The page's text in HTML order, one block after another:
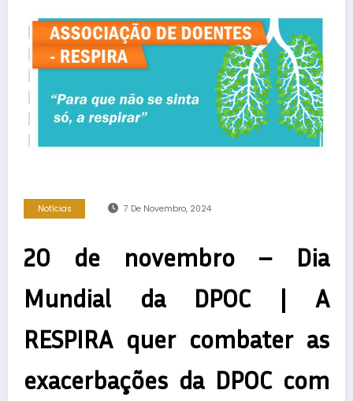
Notícias 7 De Novembro, 2024
20 de novembro – Dia
Mundial da DPOC | A
RESPIRA quer combater as
exacerbações da DPOC com